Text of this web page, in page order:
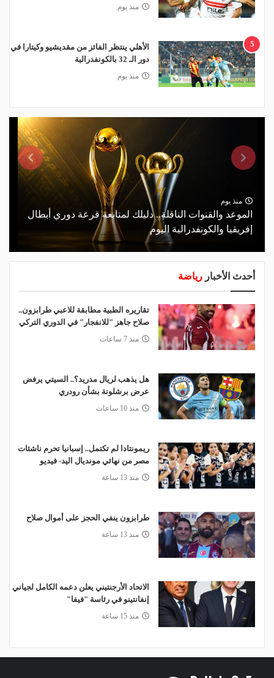
منذ يوم
5
الأهلي ينتظر الفائز من مقديشيو وكيتارا في
دور الـ 32 بالكونفدرالية
منذ يوم
منذ يوم
الموعد والقنوات الناقلة.. دليلك لمتابعة قرعة دوري أبطال
إفريقيا والكونفدرالية اليوم
أحدث الأخبار رياضة
تقاريره الطبية مطابقة للاعبي طرابزون..
صلاح جاهز "للانفجار" في الدوري التركي
منذ 7 ساعات
هل يذهب لريال مدريد؟.. السيتي يرفض
عرض برشلونة بشأن رودري
منذ 10 ساعات
ريمونتادا لم تكتمل.. إسبانيا تحرم ناشئات
مصر من نهائي مونديال اليد- فيديو
منذ 13 ساعة
طرابزون ينفي الحجز على أموال صلاح
منذ 13 ساعة
الاتحاد الأرجنتيني يعلن دعمه الكامل لجياني
إنفانتينو في رئاسة "فيفا"
منذ 15 ساعة